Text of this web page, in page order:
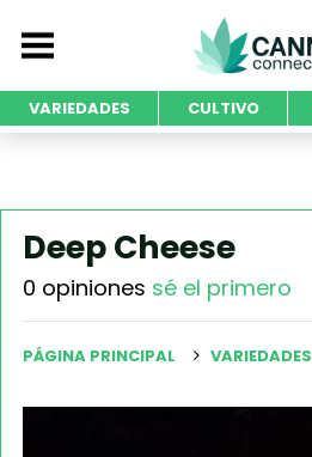
VARIEDADES CULTIVO
Deep Cheese
0 opiniones sé el primero
PÁGINA PRINCIPAL VARIEDADES